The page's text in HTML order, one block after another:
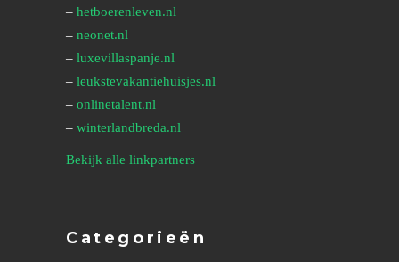
– hetboerenleven.nl
– neonet.nl
– luxevillaspanje.nl
– leukstevakantiehuisjes.nl
– onlinetalent.nl
– winterlandbreda.nl
Bekijk alle linkpartners
Categorieën